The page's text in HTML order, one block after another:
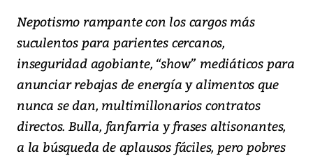
Nepotismo rampante con los cargos más
suculentos para parientes cercanos,
inseguridad agobiante, “show” mediáticos para
anunciar rebajas de energía y alimentos que
nunca se dan, multimillonarios contratos
directos. Bulla, fanfarria y frases altisonantes,
a la búsqueda de aplausos fáciles, pero pobres